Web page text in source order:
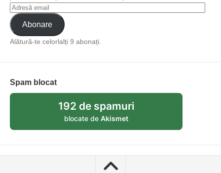
Abonare
Alătură-te celorlalți 9 abonați.
Spam blocat
192 de spamuri
blocate de Akismet